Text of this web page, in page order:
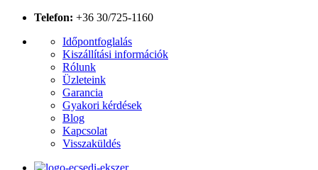
Telefon: +36 30/725-1160
Időpontfoglalás
Kiszállítási információk
Rólunk
Üzleteink
Garancia
Gyakori kérdések
Blog
Kapcsolat
Visszaküldés